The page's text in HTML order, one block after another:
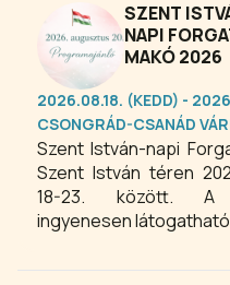
SZENT
NAPI
MAKÓ 2026
2026.08.18. (KEDD) -
CSONGRÁD-CSANÁD
Szent István-napi
Szent István téren
18-23. között. A
ingyenesen